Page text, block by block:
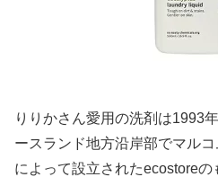
りりかさん愛用の洗剤は1993
ースランド地方沿岸部でマル
によって設立されたecostoreの